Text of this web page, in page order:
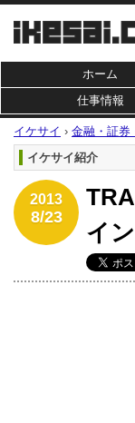
ホーム
仕事情報
イケサイ › 金融・証券
イケサイ紹介
2013
8/23
イン